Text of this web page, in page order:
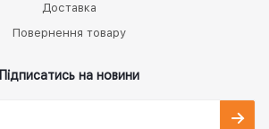
Доставка
Повернення товару
Підписатись на новини